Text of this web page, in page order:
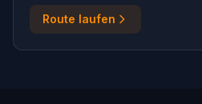
Route laufen